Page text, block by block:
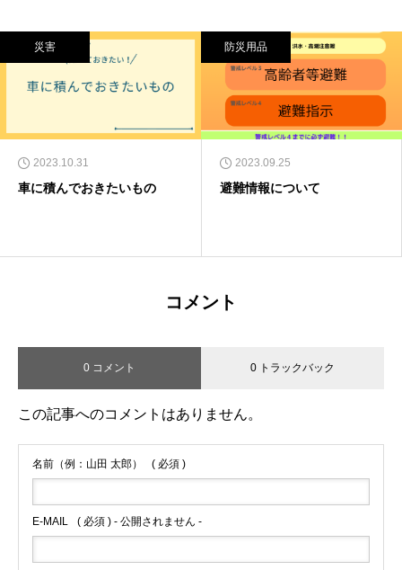
災害
2023.10.31
車に積んでおきたいもの
防災用品
2023.09.25
避難情報について
コメント
0 コメント 0 トラックバック
この記事へのコメントはありません。
名前（例：山田 太郎） ( 必須 )
E-MAIL ( 必須 ) - 公開されません -